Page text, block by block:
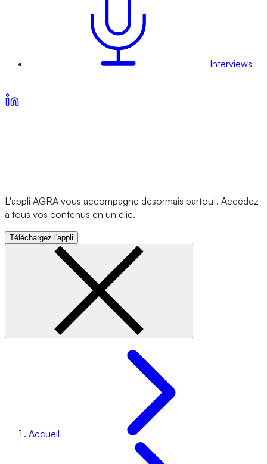
Interviews
L'appli AGRA vous accompagne désormais partout. Accédez
à tous vos contenus en un clic.
Téléchargez l'appli
Accueil